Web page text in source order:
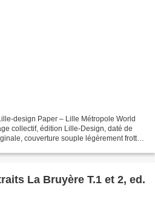
design Paper – Lille Métropole World
collectif, édition Lille-Design, daté de
couverture souple légèrement frotté
La Bruyère T.1 et 2, ed.